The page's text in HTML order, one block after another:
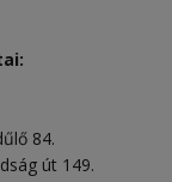
84.
út 149.